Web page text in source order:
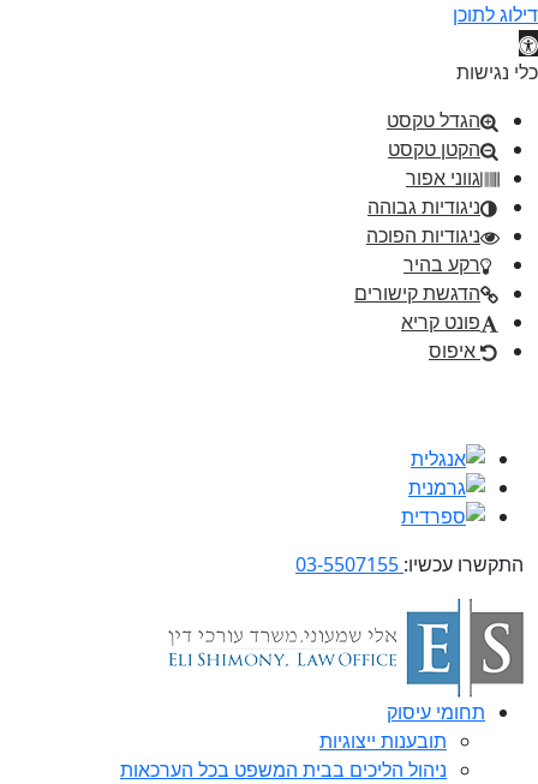
דילוג לתוכן
פתח סרגל נגישות
כלי נגישות
הגדל טקסט
הקטן טקסט
גווני אפור
ניגודיות גבוהה
ניגודיות הפוכה
רקע בהיר
הדגשת קישורים
פונט קריא
איפוס
התקשרו עכשיו:
תחומי עיסוק
תובענות ייצוגיות
ניהול הליכים בבית המשפט בכל הערכאות